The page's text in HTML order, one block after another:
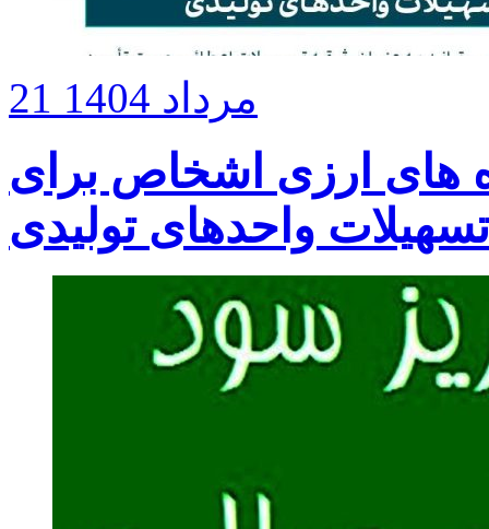
21 مرداد 1404
های ارزی اشخاص برای
تسهیلات واحدهای تولیدی